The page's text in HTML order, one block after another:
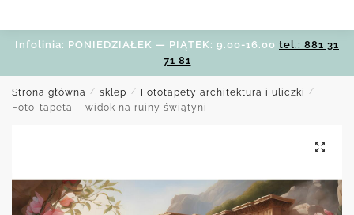
Infolinia: PONIEDZIAŁEK — PIĄTEK: 9.00-16.00 tel.: 881 31
71 81
Strona główna / sklep / Fototapety architektura i uliczki /
Foto-tapeta – widok na ruiny świątyni